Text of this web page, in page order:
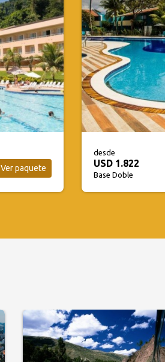
Ver paquete
desde
USD 2.050
Base Doble